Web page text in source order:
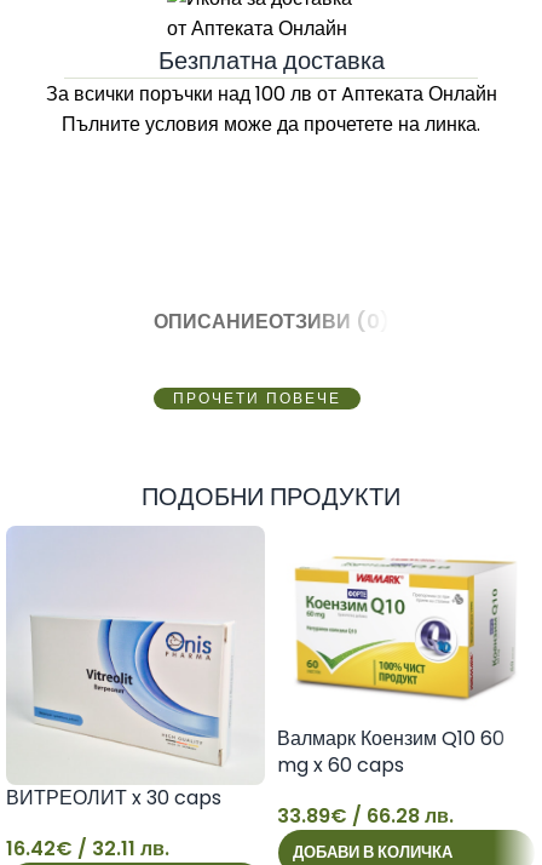
Безплатна доставка
За всички поръчки над 100 лв от Aптеката Онлайн
Пълните условия може да прочетете на линка.
ОПИСАНИЕОТЗИВИ (0)
ПРОЧЕТИ ПОВЕЧЕ
ПОДОБНИ ПРОДУКТИ
ВИТРЕОЛИТ x 30 caps
16.42€ / 32.11 лв.
33
Валмарк Коензим Q10 60
mg x 60 caps
33.89€ / 66.28 лв.
ДОБАВИ В КОЛИЧКА